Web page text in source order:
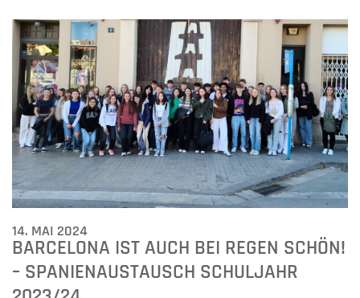
14. MAI 2024
BARCELONA IST AUCH BEI REGEN SCHÖN!
– SPANIENAUSTAUSCH SCHULJAHR